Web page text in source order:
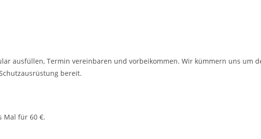
ausfüllen, Termin vereinbaren und vorbeikommen. Wir kümmern uns um
bereit.
Mal für 60 €.